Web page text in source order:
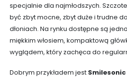
specjalnie dla najmłodszych.
być zbyt mocne, zbyt duże i trudne
dłoniach. Na rynku dostępne są
miękkim włosiem, kompaktową
wyglądem, który zachęca do
Dobrym przykładem jest Smilesonic